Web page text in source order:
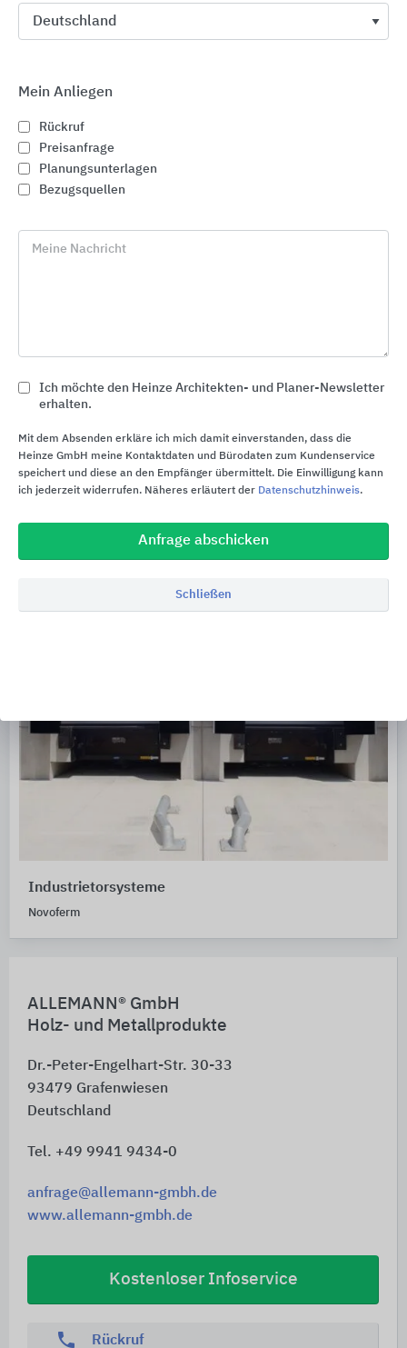
ALLEMANN® GmbH
Holz- und Metallprodukte
Dr.-Peter-Engelhart-Str. 30-33
93479 Grafenwiesen
Deutschland
Tel. +49 9941 9434-0
anfrage@allemann-gmbh.de
www.allemann-gmbh.de
Kostenloser Infoservice
phone Rückruf
Fassadengestaltung und Fassadendämmung
CAPAROL Farben Lacke Bautenschutz
Industrietorsysteme
Novoferm
Mein Anliegen
Rückruf
Preisanfrage
Planungsunterlagen
Bezugsquellen
Meine Nachricht
Ich möchte den Heinze Architekten- und Planer-Newsletter
erhalten.
Mit dem Absenden erkläre ich mich damit einverstanden, dass die
Heinze GmbH meine Kontaktdaten und Bürodaten zum Kundenservice
speichert und diese an den Empfänger übermittelt. Die Einwilligung kann
ich jederzeit widerrufen. Näheres erläutert der Datenschutzhinweis.
Anfrage abschicken
Schließen